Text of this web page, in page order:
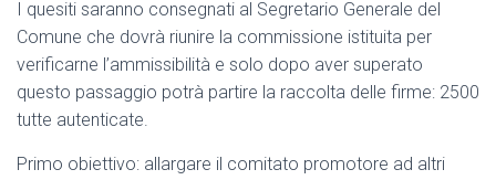
I quesiti saranno consegnati al Segretario Generale del
Comune che dovrà riunire la commissione istituita per
verificarne l’ammissibilità e solo dopo aver superato
questo passaggio potrà partire la raccolta delle firme: 2500
tutte autenticate.
Primo obiettivo: allargare il comitato promotore ad altri